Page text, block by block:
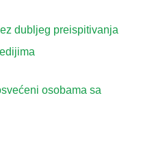
dubljeg preispitivanja
osobama sa